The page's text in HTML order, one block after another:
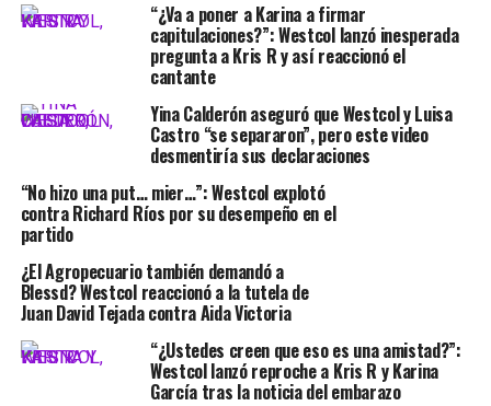
“¿Va a poner a Karina a firmar
capitulaciones?”: Westcol lanzó inesperada
pregunta a Kris R y así reaccionó el
cantante
Yina Calderón aseguró que Westcol y Luisa
Castro “se separaron”, pero este video
desmentiría sus declaraciones
“No hizo una put… mier…”: Westcol explotó
contra Richard Ríos por su desempeño en el
partido
¿El Agropecuario también demandó a
Blessd? Westcol reaccionó a la tutela de
Juan David Tejada contra Aida Victoria
“¿Ustedes creen que eso es una amistad?”:
Westcol lanzó reproche a Kris R y Karina
García tras la noticia del embarazo